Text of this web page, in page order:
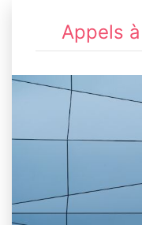
Appels